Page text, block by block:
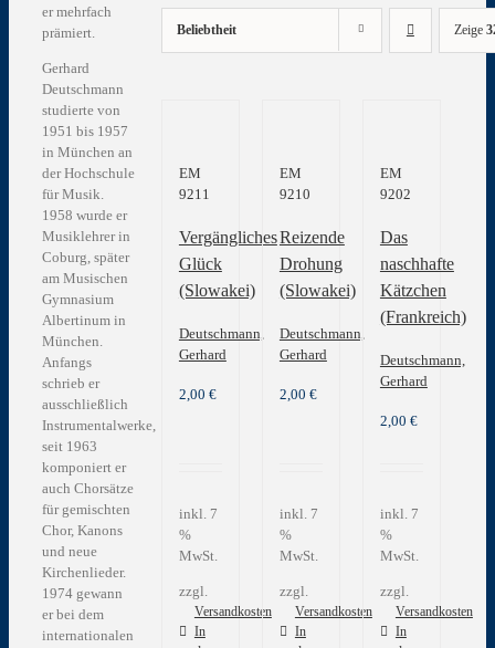
Beliebtheit Zeige
EM
9211
Vergängliches
Glück
(Slowakei)
Deutschmann,
Gerhard
2,00 €
inkl. 7
%
MwSt.
zzgl.
Versandkosten
In
EM
9210
Reizende
Drohung
(Slowakei)
Deutschmann,
Gerhard
2,00 €
inkl. 7
%
MwSt.
zzgl.
Versandkosten
In
EM
9202
Das
naschhafte
Kätzchen
(Frankreich)
Deutschmann,
Gerhard
2,00 €
inkl. 7
%
MwSt.
zzgl.
Versandkosten
In
er mehrfach
prämiert.
Gerhard
Deutschmann
studierte von
1951 bis 1957
in München an
der Hochschule
für Musik.
1958 wurde er
Musiklehrer in
Coburg, später
am Musischen
Gymnasium
Albertinum in
München.
Anfangs
schrieb er
ausschließlich
Instrumentalwerke,
seit 1963
komponiert er
auch Chorsätze
für gemischten
Chor, Kanons
und neue
Kirchenlieder.
1974 gewann
er bei dem
internationalen